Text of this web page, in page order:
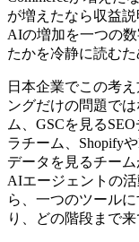
が増えたなら収益説
AIの増加を一つの
たかを冷静に読むた
日本企業でこの考
ングだけの問題で
ム、GSCを見る
ラチーム、Shopify
データを見るチー
AIエージェントの
ら、一つのツール
り、どの階段まで